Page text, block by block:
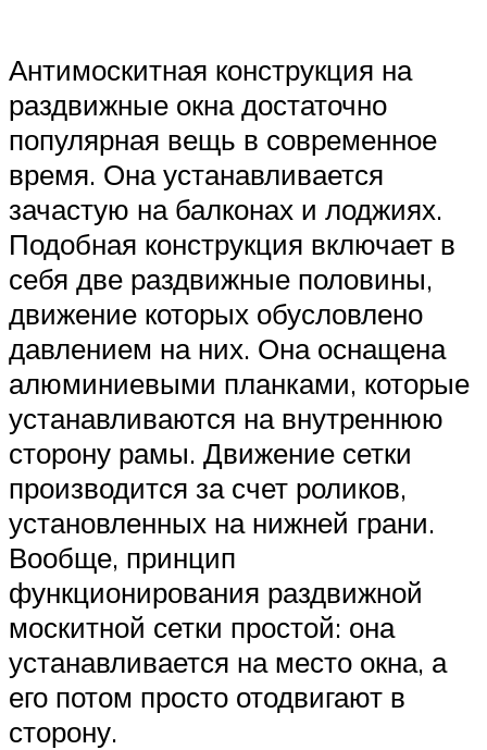
Антимоскитная конструкция на
раздвижные окна достаточно
популярная вещь в современное
время. Она устанавливается
зачастую на балконах и лоджиях.
Подобная конструкция включает в
себя две раздвижные половины,
движение которых обусловлено
давлением на них. Она оснащена
алюминиевыми планками, которые
устанавливаются на внутреннюю
сторону рамы. Движение сетки
производится за счет роликов,
установленных на нижней грани.
Вообще, принцип
функционирования раздвижной
москитной сетки простой: она
устанавливается на место окна, а
его потом просто отодвигают в
сторону.